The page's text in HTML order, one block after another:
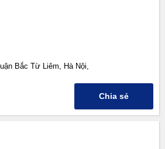
Bắc Từ Liêm, Hà Nội,
Chia sẻ